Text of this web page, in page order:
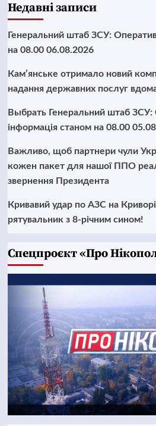
Недавні записи
Генеральний штаб ЗСУ:
на 08.00 06.08.2026
Кам’янське отримало новий
надання державних послуг
Выбрать Генеральний штаб ЗСУ:
інформація станом на 08.00
Важливо, щоб партнери чули
кожен пакет для нашої ППО
звернення Президента
Кривавий удар по АЗС на
рятувальник з 8-річним сином!
Cпецпроєкт «Про